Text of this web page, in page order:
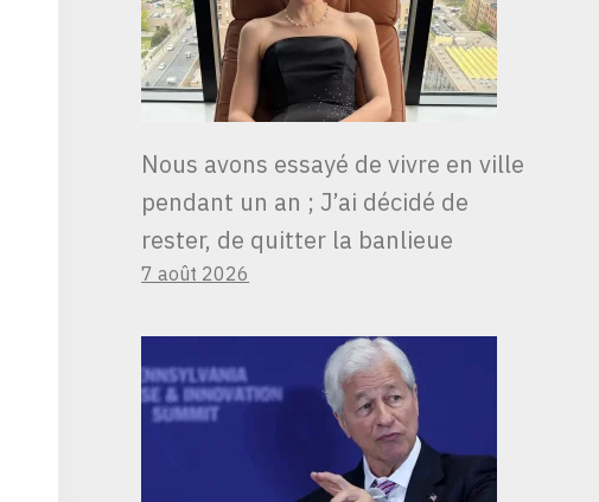
Nous avons essayé de vivre en ville
pendant un an ; J’ai décidé de
rester, de quitter la banlieue
7 août 2026